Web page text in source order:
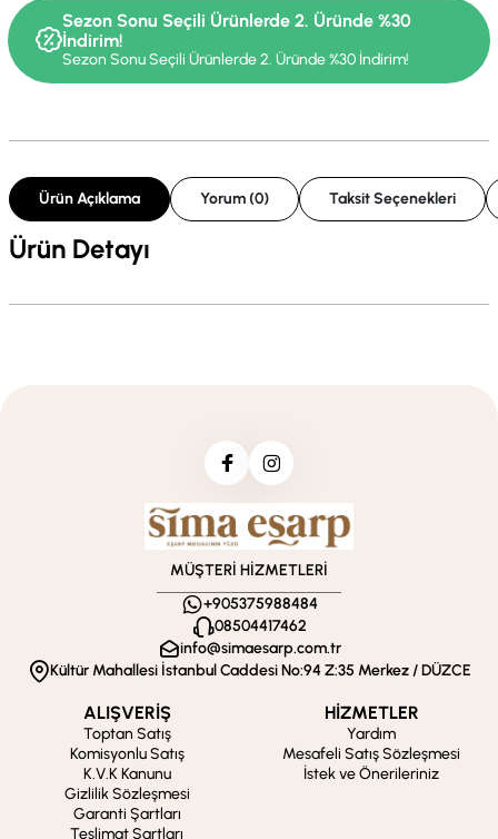
Sezon Sonu Seçili Ürünlerde 2. Üründe %30
İndirim!
Sezon Sonu Seçili Ürünlerde 2. Üründe %30 İndirim!
Ürün Açıklama Yorum (0) Taksit Seçenekleri
Ürün Detayı
MÜŞTERİ HİZMETLERİ
+905375988484
08504417462
info@simaesarp.com.tr
Kültür Mahallesi İstanbul Caddesi No:94 Z:35 Merkez / DÜZCE
ALIŞVERİŞ
Toptan Satış
Komisyonlu Satış
K.V.K Kanunu
Gizlilik Sözleşmesi
Garanti Şartları
Teslimat Şartları
HİZMETLER
Yardım
Mesafeli Satış Sözleşmesi
İstek ve Önerileriniz